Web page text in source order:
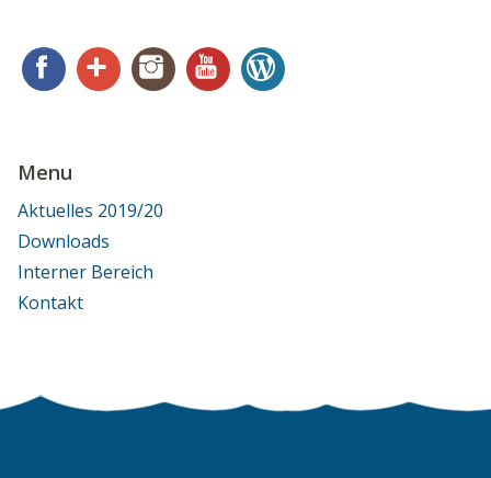
FacebookGoogle+ InstagramYouTube
Menu
Aktuelles 2019/20
Downloads
Interner Bereich
Kontakt